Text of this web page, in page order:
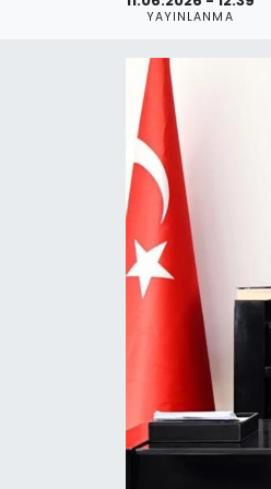
YAYINLANMA
KKTC YEREL SEÇİM 2018
Kültür Sanat
Magazin
Nöbetçi Eczaneler
Otomobil Dünyası